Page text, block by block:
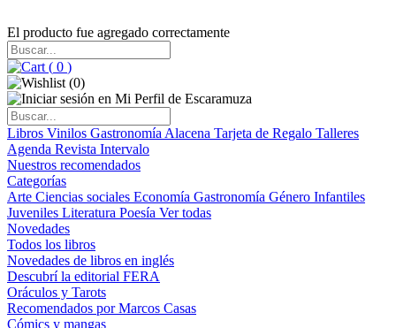
El producto fue agregado correctamente
( 0 )
(0)
Libros Vinilos Gastronomía Alacena Tarjeta de Regalo Talleres
Agenda Revista Intervalo
Nuestros recomendados
Categorías
Arte Ciencias sociales Economía Gastronomía Género Infantiles
Juveniles Literatura Poesía Ver todas
Novedades
Todos los libros
Novedades de libros en inglés
Descubrí la editorial FERA
Oráculos y Tarots
Recomendados por Marcos Casas
Cómics y mangas